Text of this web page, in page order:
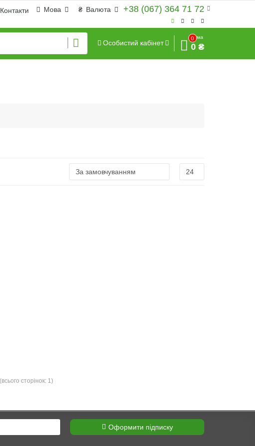
+38 (067) 364 71 72
₴ Валюта
Мова
Контакти
Особистий кабінет
0
Сума
0 ₴
сторінок: 1)
Оформити підписку